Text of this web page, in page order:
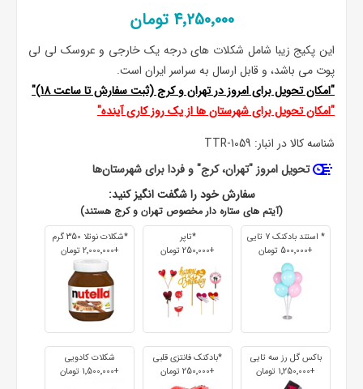
4٬250٬000 تومان
این پکیج زیبا شامل شکلات های درجه یک خارجی و عروسک لی لی
پوت می باشد، و قابل ارسال به سراسر ایران است.
"امکان تحویل برای امروز در تهران و کرج (ثبت سفارش تا ساعت 18)"
"امکان تحویل برای شهرستان ها از یک روز کاری آینده"
شناسه کالا در انبار: TTR-1059
تحویل امروز "تهران، کرج" و فردا برای شهرستان‌ها
سفارش خود را شگفت انگیز کنید:
(آیتم های ستاره دار مخصوص تهران و کرج هستند)
* استند بادکنک 7 تایی
+500٬000 تومان
*تاپر
+250٬000 تومان
*شکلات نوتلا 350 گرم
+2٬000٬000 تومان
باکس گل رز سه تایی
+1٬250٬000 تومان
*بادکنک فانتزی قلبی
+250٬000 تومان
شکلات کادویی
+1٬500٬000 تومان